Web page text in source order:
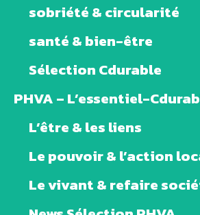
sobriété & circularité
santé & bien-être
Sélection Cdurable
PHVA – L’essentiel-
L’être & les liens
Le pouvoir & l’action
Le vivant & refaire